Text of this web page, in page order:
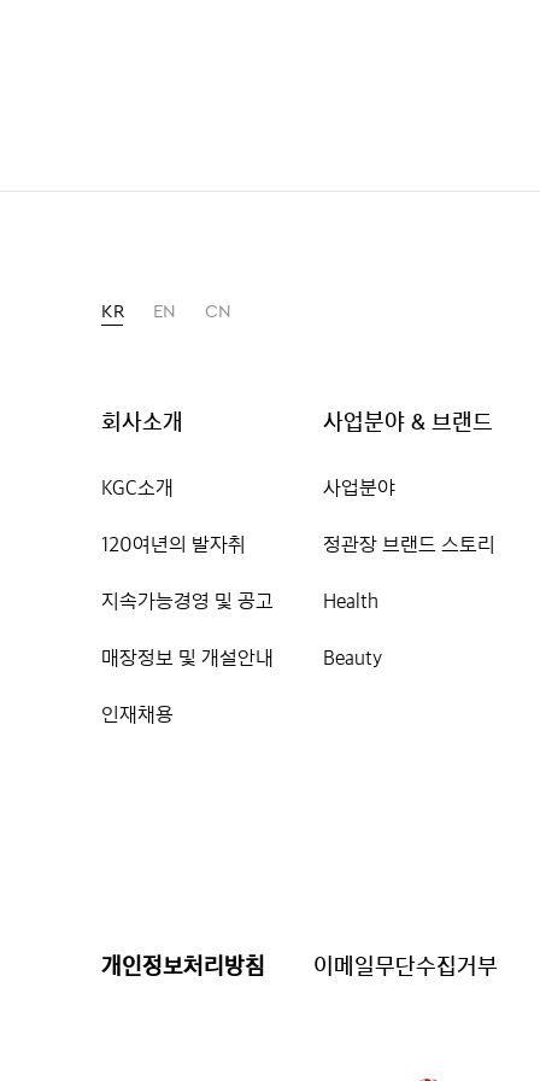
KR EN CN
회사소개
KGC소개
120여년의 발자취
지속가능경영 및 공고
매장정보 및 개설안내
인재채용
사업분야 & 브랜드
사업분야
정관장 브랜드 스토리
Health
Beauty
개인정보처리방침 이메일무단수집거부